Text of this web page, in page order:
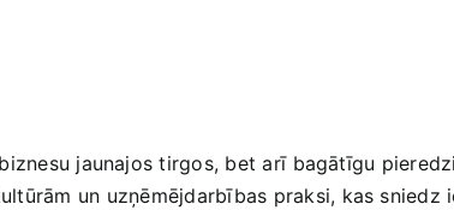
jaunajos tirgos, bet arī ⁤bagātīgu
un⁢ uzņēmējdarbības praksi, kas